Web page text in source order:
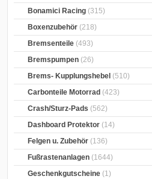
Bonamici Racing (315)
Boxenzubehör (218)
Bremsenteile (493)
Bremspumpen (26)
Brems- Kupplungshebel (510)
Carbonteile Motorrad (423)
Crash/Sturz-Pads (562)
Dashboard Protektor (14)
Felgen u. Zubehör (136)
Fußrastenanlagen (1644)
Geschenkgutscheine (1)